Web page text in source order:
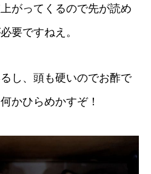
がってくるので先が読め
要ですねえ。
し、頭も硬いのでお酢で
かひらめかすぞ！